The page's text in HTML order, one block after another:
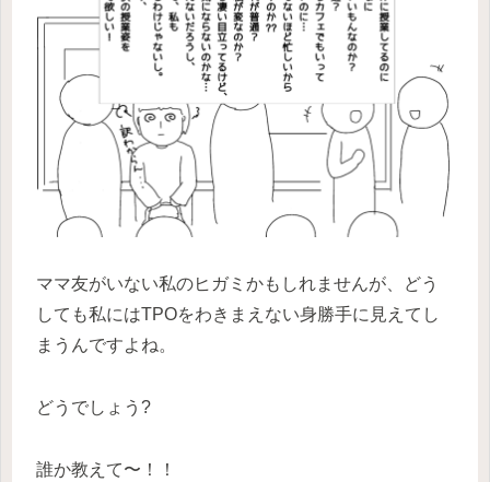
ママ友がいない私のヒガミかもしれませんが、どう
しても私にはTPOをわきまえない身勝手に見えてし
まうんですよね。
どうでしょう?
誰か教えて〜！！